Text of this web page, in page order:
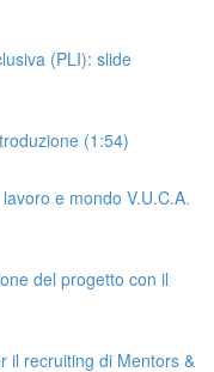
(PLI): slide
(1:54)
e mondo V.U.C.A.
del progetto con il
il recruiting di Mentors &